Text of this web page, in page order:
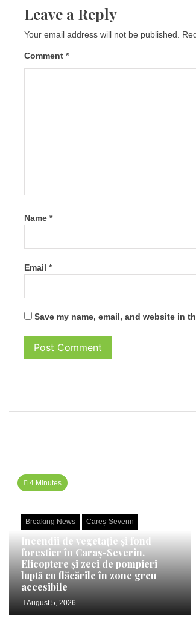
Leave a Reply
Your email address will not be published.
Comment *
Name *
Email *
Save my name, email, and website in
4 Minutes
Breaking News Careș-Severin
Incendii de vegetație și fond
forestier în Caraș-Severin.
Elicoptere și zeci de pompieri
luptă cu flăcările în zone greu
accesibile
August 5, 2026